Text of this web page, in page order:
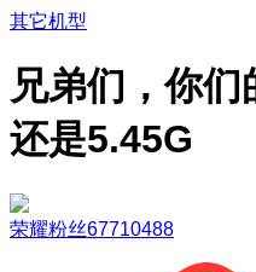
其它机型
兄弟们，你们
还是5.45G
荣耀粉丝67710488